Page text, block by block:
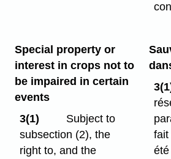
Special property or
interest in crops not to
be impaired in certain
events
3(1)
Subject to
subsection (2), the
right to, and the
fait